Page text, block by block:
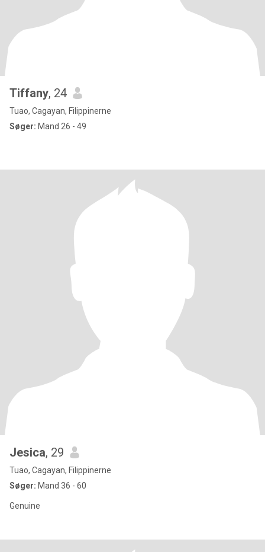
Tiffany, 24
Tuao, Cagayan, Filippinerne
Søger: Mand 26 - 49
Jesica, 29
Tuao, Cagayan, Filippinerne
Søger: Mand 36 - 60
Genuine